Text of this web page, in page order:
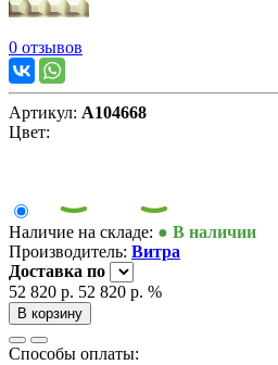
0 отзывов
Артикул: А104668
Цвет:
Наличие на складе: ● В наличии
Производитель: Витра
Доставка по
52 820 р. 52 820 р. %
В корзину
Способы оплаты: